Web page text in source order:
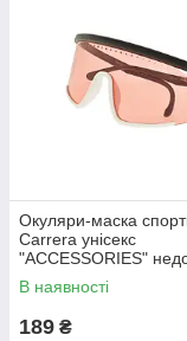
Окуляри-маска
Carrera унісекс
"ACCESSORIES"
прямого
В наявності
189 ₴